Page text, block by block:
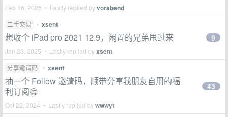
Feb 16, 2025 • Lastly replied byvorabend
二手交易 • xsent
想收个 iPad pro 2021 12.9，闲置的兄弟甩过来
Jan 23, 2025 • Lastly replied byxsent
9
分享邀请码 • xsent
抽一个 Follow 邀请码，顺带分享我朋友自用的福
利订阅😋
Oct 22, 2024 • Lastly replied bywwwyt
43